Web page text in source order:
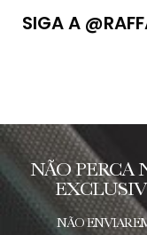
SIGA A
NÃO PERCA
NÃO